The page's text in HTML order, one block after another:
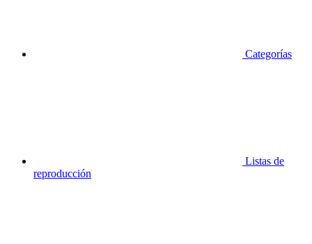
Categorías
Listas de
reproducción